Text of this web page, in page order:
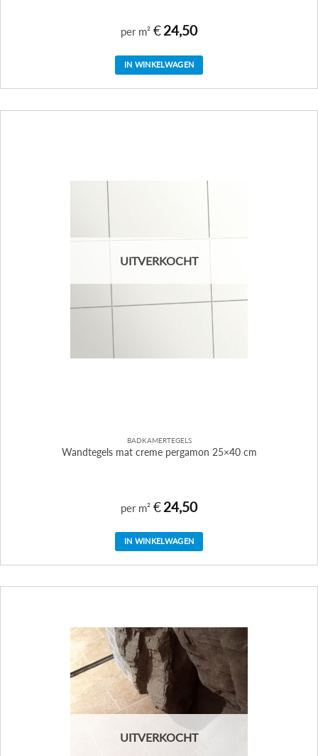
per m² €24,50
IN WINKELWAGEN
UITVERKOCHT
BADKAMERTEGELS
Wandtegels mat creme pergamon 25×40 cm
per m² €24,50
IN WINKELWAGEN
UITVERKOCHT